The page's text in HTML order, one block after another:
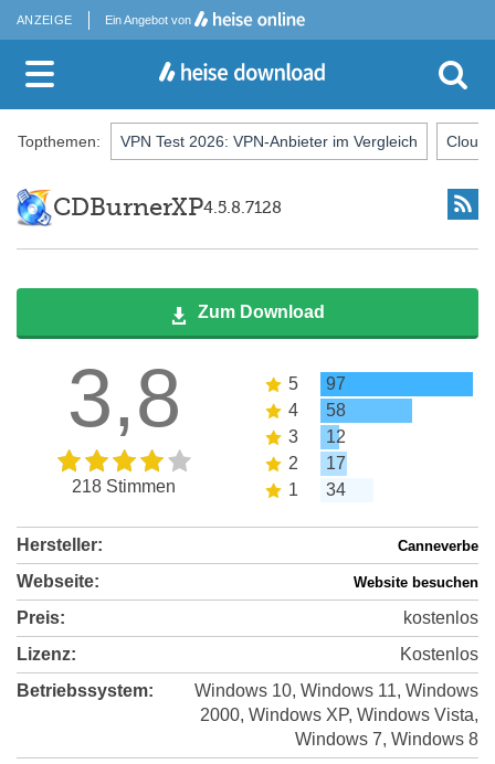
ANZEIGE Ein Angebot von
Topthemen: VPN Test 2026: VPN-Anbieter im Vergleich
CDBurnerXP4.5.8.7128
Zum Download
3,8
218 Stimmen
5
97
4
58
3
12
2
17
1
34
Hersteller: Canneverbe
Webseite: Website besuchen
Preis:
kostenlos
Lizenz:
Kostenlos
Betriebssystem:
Windows 10, Windows 11, Windows
2000, Windows XP, Windows Vista,
Windows 7, Windows 8